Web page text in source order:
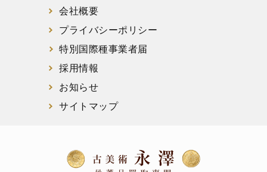
会社概要
プライバシーポリシー
特別国際種事業者届
採用情報
お知らせ
サイトマップ